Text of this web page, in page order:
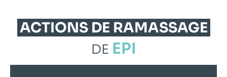
ACTIONS DE RAMASSAGE
DE EPI